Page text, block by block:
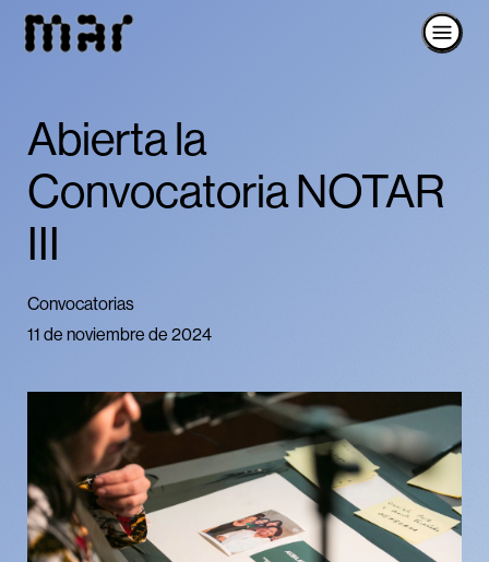
Abierta la
Convocatoria NOTAR
III
Convocatorias
11 de noviembre de 2024